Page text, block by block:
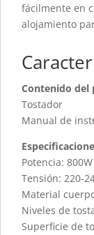
fácilmente en
alojamiento
Contenido del
Tostador
Manual de
Potencia: 800W
Tensión: 220-
Material
Niveles de
Superficie de